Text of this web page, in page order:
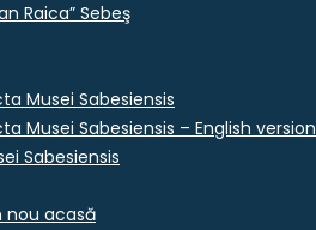
Raica” Sebeş
Musei Sabesiensis
Musei Sabesiensis – English version
Sabesiensis
nou acasă